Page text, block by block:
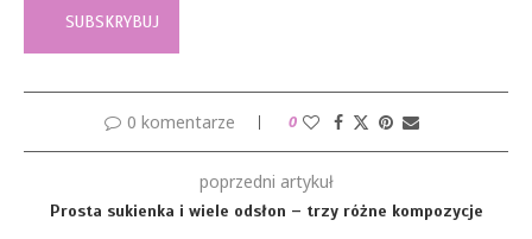
0 komentarze 0
poprzedni artykuł
Prosta sukienka i wiele odsłon – trzy różne kompozycje